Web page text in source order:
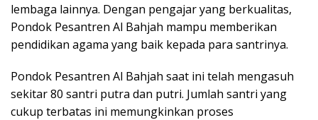
lembaga lainnya. Dengan pengajar yang berkualitas,
Pondok Pesantren Al Bahjah mampu memberikan
pendidikan agama yang baik kepada para santrinya.
Pondok Pesantren Al Bahjah saat ini telah mengasuh
sekitar 80 santri putra dan putri. Jumlah santri yang
cukup terbatas ini memungkinkan proses